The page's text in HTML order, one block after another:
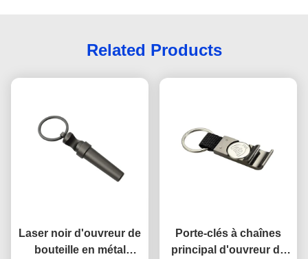
Related Products
Laser noir d'ouvreur de
bouteille en métal
Porte-clés à chaînes
principal d'ouvreur de